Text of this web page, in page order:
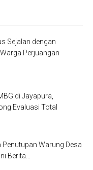
Sejalan dengan
Perjuangan
di Jayapura,
Evaluasi Total
Penutupan Warung Desa
Berita...